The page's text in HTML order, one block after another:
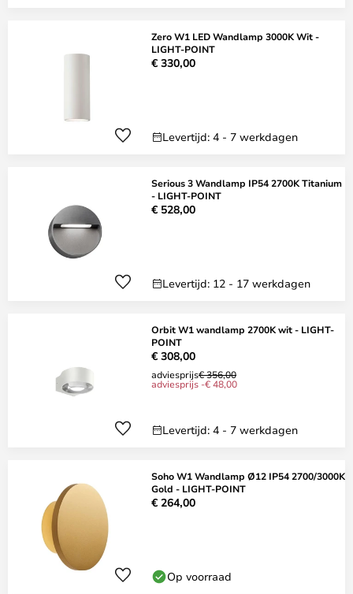
Zero W1 LED Wandlamp 3000K Wit -
LIGHT-POINT
€ 330,00
Levertijd: 4 - 7 werkdagen
Serious 3 Wandlamp IP54 2700K Titanium
- LIGHT-POINT
€ 528,00
Levertijd: 12 - 17 werkdagen
Orbit W1 wandlamp 2700K wit - LIGHT-
POINT
€ 308,00
adviesprijs€ 356,00
adviesprijs -€ 48,00
Levertijd: 4 - 7 werkdagen
Soho W1 Wandlamp Ø12 IP54 2700/3000K
Gold - LIGHT-POINT
€ 264,00
Op voorraad